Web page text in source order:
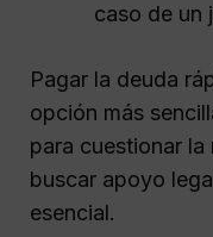
caso de un
Pagar la deuda
opción más
para cuestionar
buscar apoyo
esencial.